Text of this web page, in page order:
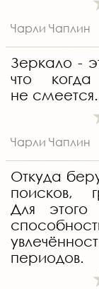
Чарли Чаплин
Зеркало -
что
не смеется.
Чарли Чаплин
Откуда
поисков,
Для этого
периодов.